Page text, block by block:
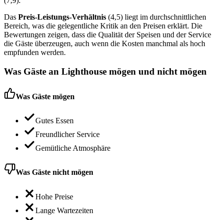
Das Preis-Leistungs-Verhältnis (4,5) liegt im durchschnittlichen
Bereich, was die gelegentliche Kritik an den Preisen erklärt. Die
Bewertungen zeigen, dass die Qualität der Speisen und der Service
die Gäste überzeugen, auch wenn die Kosten manchmal als hoch
empfunden werden.
Was Gäste an Lighthouse mögen und nicht mögen
Was Gäste mögen
Gutes Essen
Freundlicher Service
Gemütliche Atmosphäre
Was Gäste nicht mögen
Hohe Preise
Lange Wartezeiten